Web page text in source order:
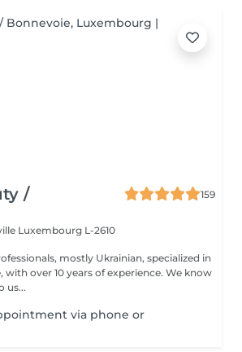
/
159
Luxembourg L-2610
mostly Ukrainian, specialized in
over 10 years of experience. We know
us...
via phone or